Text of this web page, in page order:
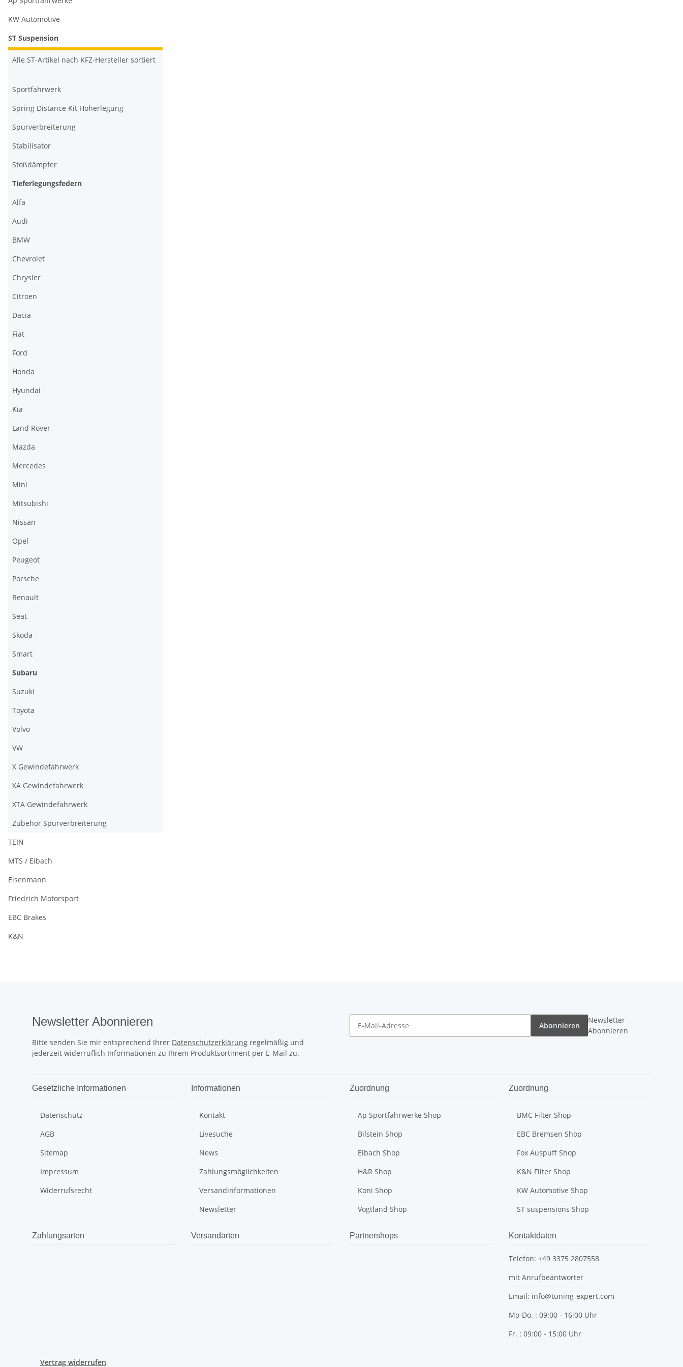
KW Automotive
ST Suspension
Alle ST-Artikel nach KFZ-Hersteller sortiert
Sportfahrwerk
Spring Distance Kit Höherlegung
Spurverbreiterung
Stabilisator
Stoßdämpfer
Tieferlegungsfedern
Alfa
Audi
BMW
Chevrolet
Chrysler
Citroen
Dacia
Fiat
Ford
Honda
Hyundai
Kia
Land Rover
Mazda
Mercedes
Mini
Mitsubishi
Nissan
Opel
Peugeot
Porsche
Renault
Seat
Skoda
Smart
Subaru
Suzuki
Toyota
Volvo
VW
X Gewindefahrwerk
XA Gewindefahrwerk
XTA Gewindefahrwerk
Zubehör Spurverbreiterung
TEIN
MTS / Eibach
Eisenmann
Friedrich Motorsport
EBC Brakes
K&N
Newsletter Abonnieren
Bitte senden Sie mir entsprechend Ihrer Datenschutzerklärung regelmäßig und
jederzeit widerruflich Informationen zu Ihrem Produktsortiment per E-Mail zu.
Abonnieren
Newsletter
Abonnieren
Gesetzliche Informationen
Datenschutz
AGB
Sitemap
Impressum
Widerrufsrecht
Informationen
Kontakt
Livesuche
News
Zahlungsmöglichkeiten
Versandinformationen
Newsletter
Zuordnung
Ap Sportfahrwerke Shop
Bilstein Shop
Eibach Shop
H&R Shop
Koni Shop
Vogtland Shop
Zuordnung
BMC Filter Shop
EBC Bremsen Shop
Fox Auspuff Shop
K&N Filter Shop
KW Automotive Shop
ST suspensions Shop
Zahlungsarten Versandarten Partnershops Kontaktdaten
Telefon: +49 3375 2807558
mit Anrufbeantworter
Email: info@tuning-expert.com
Mo-Do. : 09:00 - 16:00 Uhr
Fr. : 09:00 - 15:00 Uhr
Vertrag widerrufen